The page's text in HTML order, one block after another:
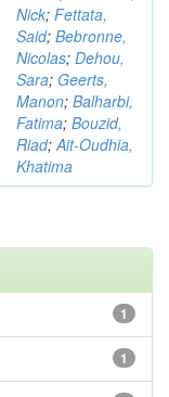
Nick; Fettata,
Said; Bebronne,
Nicolas; Dehou,
Sara; Geerts,
Manon; Balharbi,
Fatima; Bouzid,
Riad;Ait-Oudhia,
Khatima
1
1